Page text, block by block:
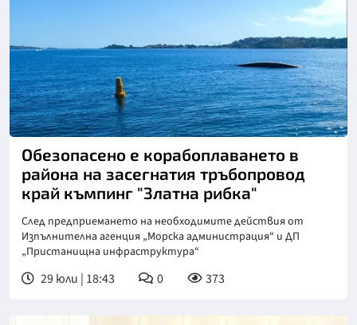
Обезопасено е корабоплаването в
района на засегнатия тръбопровод
край къмпинг "Златна рибка"
След предприемането на необходимите действия от
Изпълнителна агенция „Морска администрация“ и ДП
„Пристанищна инфраструктура“
29 юли | 18:43 0 373